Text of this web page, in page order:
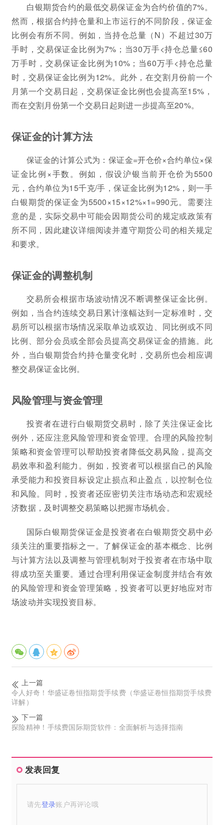
白银期货合约的最低交易保证金为合约价值的7%。
然而，根据合约持仓量和上市运行的不同阶段，保证金
比例会有所不同。例如，当持仓总量（N）不超过30万
手时，交易保证金比例为7%；当30万手<持仓总量≤60
万手时，交易保证金比例为10%；当60万手<持仓总量
时，交易保证金比例为12%。此外，在交割月份前一个
月第一个交易日起，交易保证金比例也会提高至15%，
而在交割月份第一个交易日起则进一步提高至20%。
保证金的计算方法
保证金的计算公式为：保证金=开仓价×合约单位×保
证金比例×手数。例如，假设沪银当前开仓价为5500
元，合约单位为15千克/手，保证金比例为12%，则一手
白银期货的保证金为5500×15×12%×1=990元。需要注
意的是，实际交易中可能会因期货公司的规定或政策有
所不同，因此建议详细阅读并遵守期货公司的相关规定
和要求。
保证金的调整机制
交易所会根据市场波动情况不断调整保证金比例。
例如，当合约连续交易日累计涨幅达到一定标准时，交
易所可以根据市场情况采取单边或双边、同比例或不同
比例、部分会员或全部会员提高交易保证金的措施。此
外，当白银期货合约持仓量变化时，交易所也会相应调
整交易保证金比例。
风险管理与资金管理
投资者在进行白银期货交易时，除了关注保证金比
例外，还应注意风险管理和资金管理。合理的风险控制
策略和资金管理可以帮助投资者降低交易风险，提高交
易效率和盈利能力。例如，投资者可以根据自己的风险
承受能力和投资目标设定止损点和止盈点，以控制仓位
和风险。同时，投资者还应密切关注市场动态和宏观经
济数据，及时调整交易策略以把握市场机会。
国际白银期货保证金是投资者在白银期货交易中必
须关注的重要指标之一。了解保证金的基本概念、比例
与计算方法以及调整与管理机制对于投资者在市场中取
得成功至关重要。通过合理利用保证金制度并结合有效
的风险管理和资金管理策略，投资者可以更好地应对市
场波动并实现投资目标。
上一篇
令人好奇！华盛证卷恒指期货手续费（华盛证卷恒指期货手续费
详解）
下一篇
探险精神！手续费国际期货软件：全面解析与选择指南
发表回复
请先登录账户再评论哦